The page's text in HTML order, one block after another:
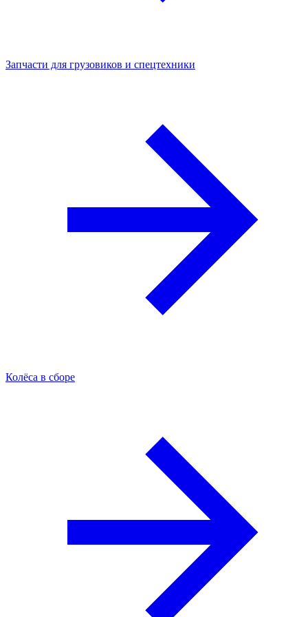
Запчасти для грузовиков и спецтехники
Колёса в сборе